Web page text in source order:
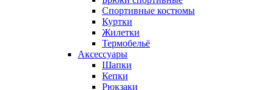
Спортивные костюмы
Куртки
Жилетки
Термобельё
Аксессуары
Шапки
Кепки
Рюкзаки